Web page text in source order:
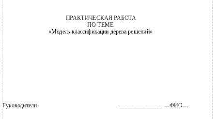
ПРАКТИЧЕСКАЯ РАБОТА
ПО ТЕМЕ
«Модель классификации дерева решений»
Руководители ______________ ---ФИО---